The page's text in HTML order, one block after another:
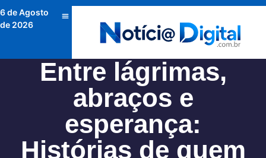
6 de Agosto
de 2026
Entre lágrimas,
abraços e
esperança:
Histórias de quem